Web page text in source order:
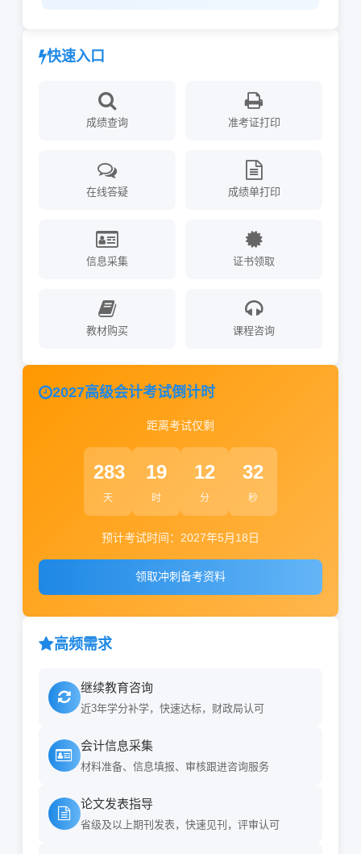
快速入口
成绩查询 准考证打印
在线答疑 成绩单打印
信息采集 证书领取
教材购买 课程咨询
2027高级会计考试倒计时
距离考试仅剩
283
天
19
时
12
分
31
秒
预计考试时间： 2027年5月18日
领取冲刺备考资料
高频需求
继续教育咨询
近3年学分补学，快速达标，财政局认可
会计信息采集
材料准备、信息填报、审核跟进咨询服务
论文发表指导
省级及以上期刊发表，快速见刊，评审认可